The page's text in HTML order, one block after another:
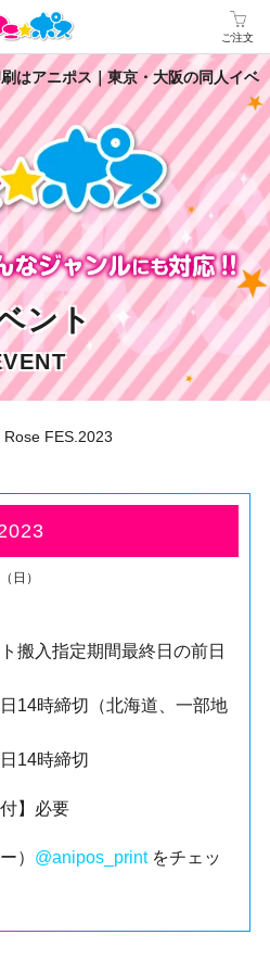
ご注文
はアニポス｜東京・大阪の同人イベ
ント
Rose FES.2023
日）
搬入指定期間最終日の前日
14時締切（北海道、一部地
14時締切
】必要
） @anipos_print をチェッ